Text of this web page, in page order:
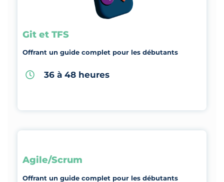
Git et TFS
Offrant un guide complet pour les débutants
36 à 48 heures
Agile/Scrum
Offrant un guide complet pour les débutants